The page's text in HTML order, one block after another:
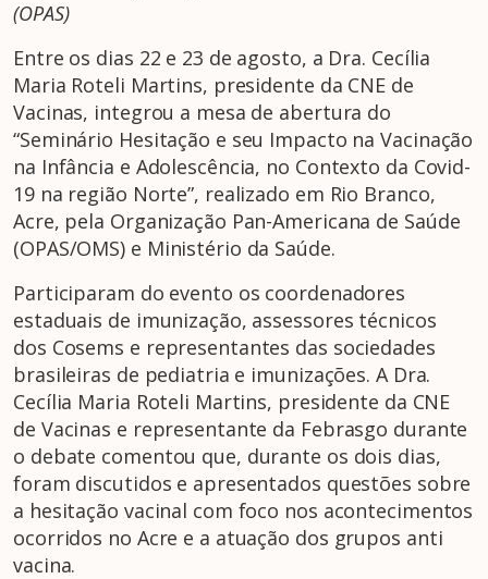
(OPAS)
Entre os dias 22 e 23 de agosto, a Dra. Cecília
Maria Roteli Martins, presidente da CNE de
Vacinas, integrou a mesa de abertura do
“Seminário Hesitação e seu Impacto na Vacinação
na Infância e Adolescência, no Contexto da Covid-
19 na região Norte”, realizado em Rio Branco,
Acre, pela Organização Pan-Americana de Saúde
(OPAS/OMS) e Ministério da Saúde.
Participaram do evento os coordenadores
estaduais de imunização, assessores técnicos
dos Cosems e representantes das sociedades
brasileiras de pediatria e imunizações. A Dra.
Cecília Maria Roteli Martins, presidente da CNE
de Vacinas e representante da Febrasgo durante
o debate comentou que, durante os dois dias,
foram discutidos e apresentados questões sobre
a hesitação vacinal com foco nos acontecimentos
ocorridos no Acre e a atuação dos grupos anti
vacina.